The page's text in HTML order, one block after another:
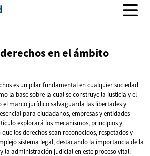
en elámbito
es un pilar fundamental en cualquier sociedad
la base sobre la cual se construye la justicia y el
el marco jurídico salvaguarda las libertades y
para ciudadanos, empresas y entidades
explorará los mecanismos, principios y
los derechos sean reconocidos, respetados y
sistema legal, destacando la importancia de la
la administración judicial en este proceso vital.